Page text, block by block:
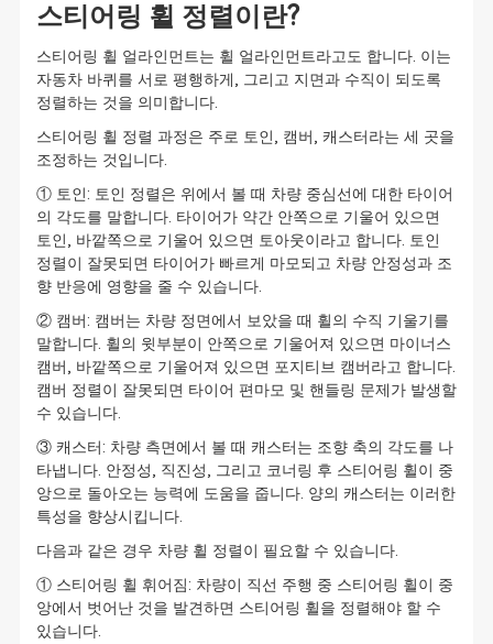
스티어링 휠 정렬이란?
스티어링 휠 얼라인먼트는 휠 얼라인먼트라고도 합니다. 이는
자동차 바퀴를 서로 평행하게, 그리고 지면과 수직이 되도록
정렬하는 것을 의미합니다.
스티어링 휠 정렬 과정은 주로 토인, 캠버, 캐스터라는 세 곳을
조정하는 것입니다.
① 토인: 토인 정렬은 위에서 볼 때 차량 중심선에 대한 타이어
의 각도를 말합니다. 타이어가 약간 안쪽으로 기울어 있으면
토인, 바깥쪽으로 기울어 있으면 토아웃이라고 합니다. 토인
정렬이 잘못되면 타이어가 빠르게 마모되고 차량 안정성과 조
향 반응에 영향을 줄 수 있습니다.
② 캠버: 캠버는 차량 정면에서 보았을 때 휠의 수직 기울기를
말합니다. 휠의 윗부분이 안쪽으로 기울어져 있으면 마이너스
캠버, 바깥쪽으로 기울어져 있으면 포지티브 캠버라고 합니다.
캠버 정렬이 잘못되면 타이어 편마모 및 핸들링 문제가 발생할
수 있습니다.
③ 캐스터: 차량 측면에서 볼 때 캐스터는 조향 축의 각도를 나
타냅니다. 안정성, 직진성, 그리고 코너링 후 스티어링 휠이 중
앙으로 돌아오는 능력에 도움을 줍니다. 양의 캐스터는 이러한
특성을 향상시킵니다.
다음과 같은 경우 차량 휠 정렬이 필요할 수 있습니다.
① 스티어링 휠 휘어짐: 차량이 직선 주행 중 스티어링 휠이 중
앙에서 벗어난 것을 발견하면 스티어링 휠을 정렬해야 할 수
있습니다.